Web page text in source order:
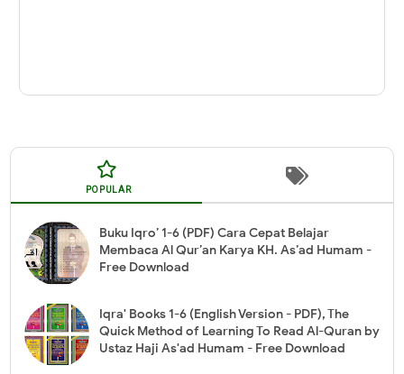
POPULAR
Buku Iqro’ 1-6 (PDF) Cara Cepat Belajar
Membaca Al Qur’an Karya KH. As’ad Humam -
Free Download
Iqra' Books 1-6 (English Version - PDF), The
Quick Method of Learning To Read Al-Quran by
Ustaz Haji As'ad Humam - Free Download